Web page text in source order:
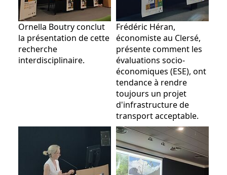
Ornella Boutry conclut
la présentation de cette
recherche
interdisciplinaire.
Frédéric Héran,
économiste au Clersé,
présente comment les
évaluations socio-
économiques (ESE), ont
tendance à rendre
toujours un projet
d'infrastructure de
transport acceptable.